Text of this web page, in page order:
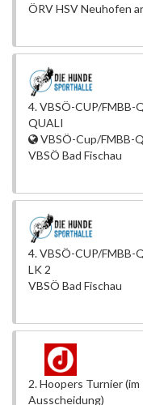
ÖRV HSV Neuhofen
4. VBSÖ-CUP/FMBB-
QUALI
VBSÖ-Cup/FMBB-
VBSÖ Bad Fischau
4. VBSÖ-CUP/FMBB-
LK 2
VBSÖ Bad Fischau
2. Hoopers Turnier
Ausscheidung)